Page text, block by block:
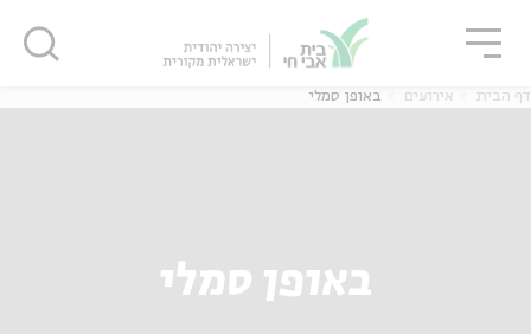
דף הבית אירועים באופן סמלי
באופן סמלי
סגור